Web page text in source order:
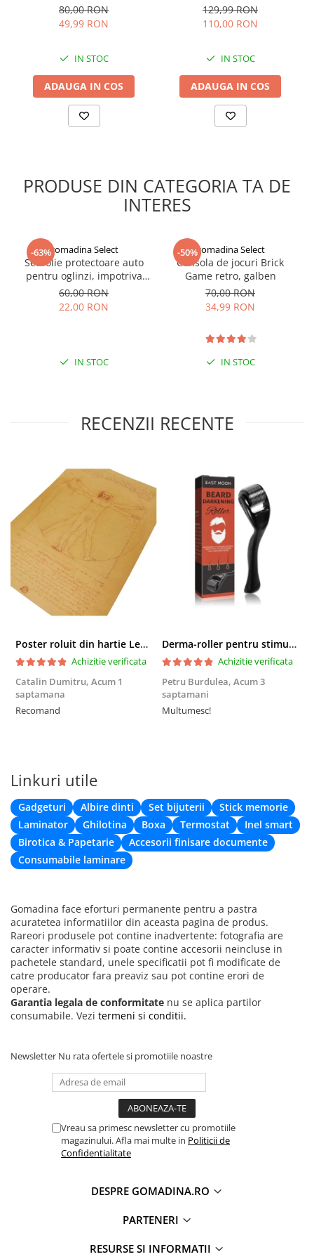
Indosariere documente
Instrumente de scris
Produse digitale (download)
Sunkissed Tan, maro
80,00 RON
49,99 RON
IN STOC
ADAUGA IN COS
Featherlight, unisex
129,99 RON
110,00 RON
IN STOC
ADAUGA IN COS
PRODUSE DIN CATEGORIA TA DE
INTERES
-63%gomadina Select
Set folie protectoare auto
pentru oglinzi, impotriva
apei si aburului, Film
Protect
60,00 RON
22,00 RON
IN STOC
-50%gomadina Select
Consola de jocuri Brick
Game retro, galben
70,00 RON
34,99 RON
IN STOC
RECENZII RECENTE
Poster roluit din hartie Leonardo Da Vinci, Vitruvian Man, vintage, 51x35 cm
Achizitie verificata
Catalin Dumitru, Acum 1
saptamana
Recomand
Derma-roller pentru stimularea cresterii parului, scalp si barba, Beard Roller
Achizitie verificata
Petru Burdulea, Acum 3
saptamani
Multumesc!
Linkuri utile
Gadgeturi Albire dinti Set bijuterii
Stick memorie
Laminator
Ghilotina Boxa Termostat
Inel smart
Birotica & Papetarie
Accesorii finisare documente
Consumabile laminare
Gomadina face eforturi permanente pentru a pastra
acuratetea informatiilor din aceasta pagina de produs.
Rareori produsele pot contine inadvertente: fotografia are
caracter informativ si poate contine accesorii neincluse in
pachetele standard, unele specificatii pot fi modificate de
catre producator fara preaviz sau pot contine erori de
operare.
Garantia legala de conformitate nu se aplica partilor
consumabile. Vezi termeni si conditii.
Newsletter Nu rata ofertele si promotiile noastre
Vreau sa primesc newsletter cu promotiile
magazinului. Afla mai multe in Politicii de
Confidentialitate
DESPRE GOMADINA.RO
PARTENERI
RESURSE SI INFORMATII